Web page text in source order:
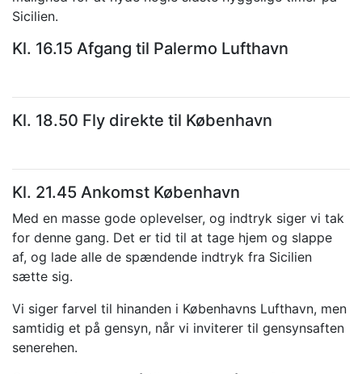
Sicilien.
Kl. 16.15 Afgang til Palermo Lufthavn
Kl. 18.50 Fly direkte til København
Kl. 21.45 Ankomst København
Med en masse gode oplevelser, og indtryk siger vi tak
for denne gang. Det er tid til at tage hjem og slappe
af, og lade alle de spændende indtryk fra Sicilien
sætte sig.
Vi siger farvel til hinanden i Københavns Lufthavn, men
samtidig et på gensyn, når vi inviterer til gensynsaften
senerehen.